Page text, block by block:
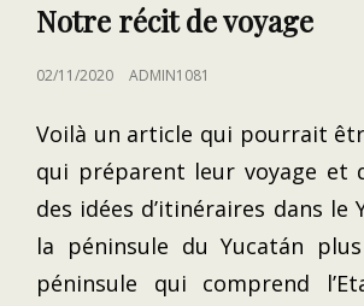
Notre récit de voyage
POSTED
02/11/2020 ADMIN1081
Voilà un article qui pourrait
qui préparent leur voyage et
des idées d’itinéraires dans le
la péninsule du Yucatán
péninsule qui comprend